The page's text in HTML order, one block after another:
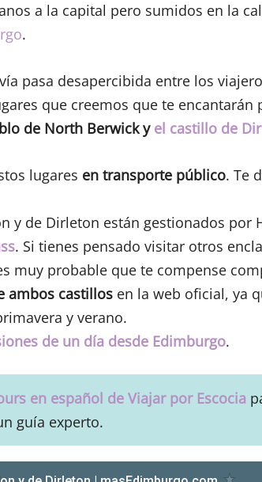
a la capital pero sumidos en la
.
pasa desapercibida entre los
que creemos que te
de North Berwick y el castillo de
lugares en transporte público. Te
y de Dirleton están gestionados por
. Si tienes pensado visitar otros
muy probable que te compense
ambos castillos en la web oficial, ya
y verano.
de un día desde Edimburgo.
en español de Viajar por Escocia
guía experto.